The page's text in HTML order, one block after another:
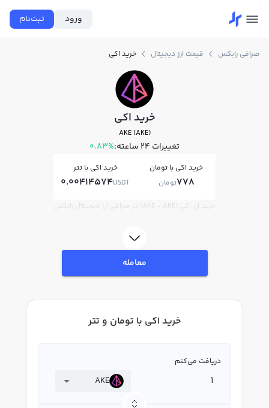
ورود ثبت‌نام
صرافی رابکس قیمت ارز دیجیتال خرید اکي
خرید اکي
AKE (AKE)
تغییرات ۲۴ ساعته: 0.83%
خرید اکي با تومان
778تومان
خرید اکي با تتر
0.00414574USDT
خرید ارز اکي (AKE - AKE) در صرافی ارز دیجیتال رابکس
معامله
خرید اکي با تومان و تتر
دریافت می‌کنم
AKE